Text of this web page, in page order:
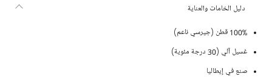
دليل الخامات والعناية
100% قطن (جيرسي ناعم)
غسيل آلي (30 درجة مئوية)
صنع في إيطاليا